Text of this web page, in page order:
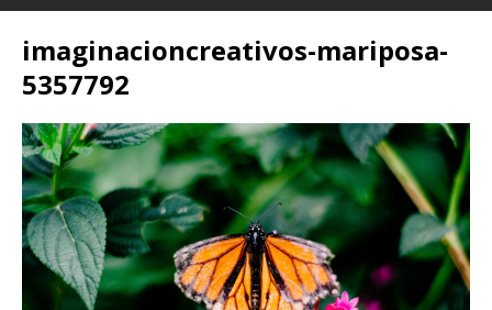
imaginacioncreativos-mariposa-
5357792